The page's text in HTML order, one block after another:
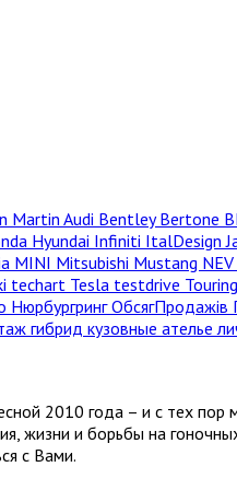
Martin Audi BentleyBertone
Hyundai Infiniti ItalDesign
MINI Mitsubishi Mustang NEV
techart Tesla testdrive Touring
НюрбургрингОбсягПродажів
гибрид кузовные ателье
2010 года – и с тех
жизни и борьбы на
с Вами.